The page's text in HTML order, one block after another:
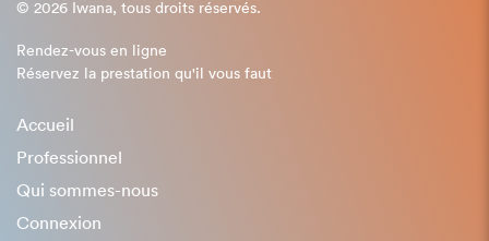
© 2026 Iwana, tous droits réservés.
Rendez-vous en ligne
Réservez la prestation qu'il vous faut
Accueil
Professionnel
Qui sommes-nous
Connexion